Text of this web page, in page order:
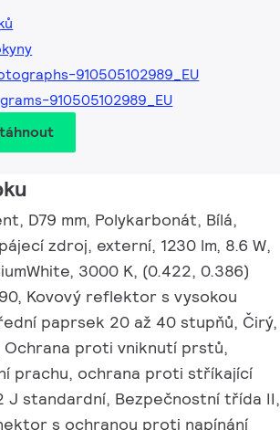
910505102989_EU
910505102989_EU
D79 mm, Polykarbonát, Bílá,
zdroj, externí, 1230 lm, 8.6 W,
3000 K, (0.422, 0.386)
Kovový reflektor s vysokou
paprsek 20 až 40 stupňů, Čirý,
proti vniknutí prstů,
prachu, ochrana proti stříkající
J standardní, Bezpečnostní třída II,
s ochranou proti napínání